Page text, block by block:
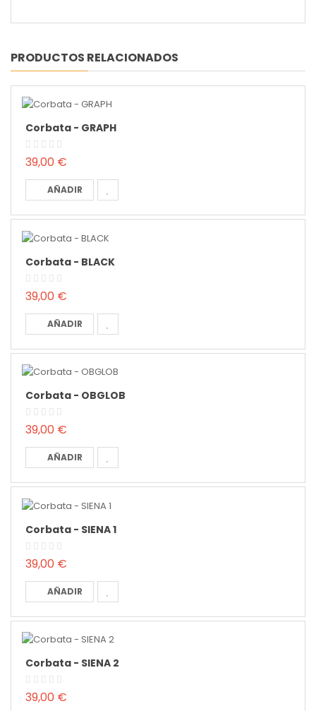
PRODUCTOS RELACIONADOS
Corbata - GRAPH
39,00 €
AÑADIR
Corbata - BLACK
39,00 €
AÑADIR
Corbata - OBGLOB
39,00 €
AÑADIR
Corbata - SIENA 1
39,00 €
AÑADIR
Corbata - SIENA 2
39,00 €